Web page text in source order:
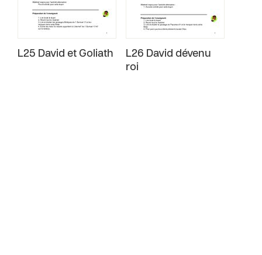
L25 David et Goliath
L26 David dévenu
roi